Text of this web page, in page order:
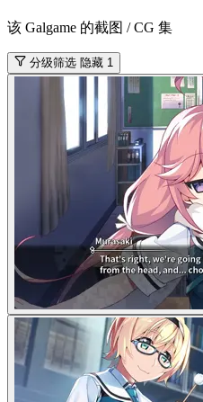
该 Galgame 的截图 / CG 集
分级筛选 隐藏 1